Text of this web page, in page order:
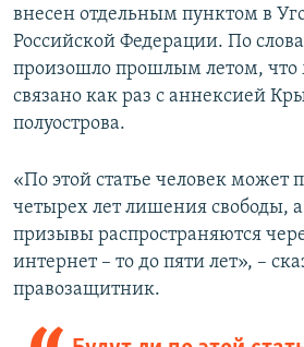
внесен отдельным пунктом в
Российской Федерации. По
произошло прошлым летом, что
связано как раз с аннексией
полуострова.
«По этой статье человек может
четырех лет лишения свободы, а
призывы распространяются
интернет – то до пяти лет», –
правозащитник.